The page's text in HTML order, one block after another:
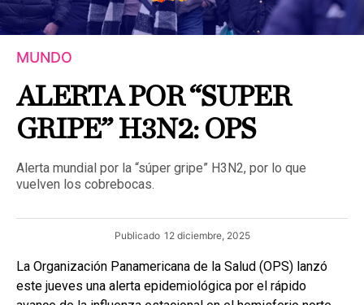
MUNDO
ALERTA POR “SUPER
GRIPE” H3N2: OPS
Alerta mundial por la “súper gripe” H3N2, por lo que
vuelven los cobrebocas.
Publicado 12 diciembre, 2025
La Organización Panamericana de la Salud (OPS) lanzó
este jueves una alerta epidemiológica por el rápido